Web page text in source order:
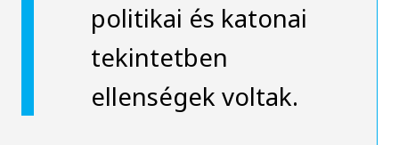
politikai és katonai
tekintetben
ellenségek voltak.